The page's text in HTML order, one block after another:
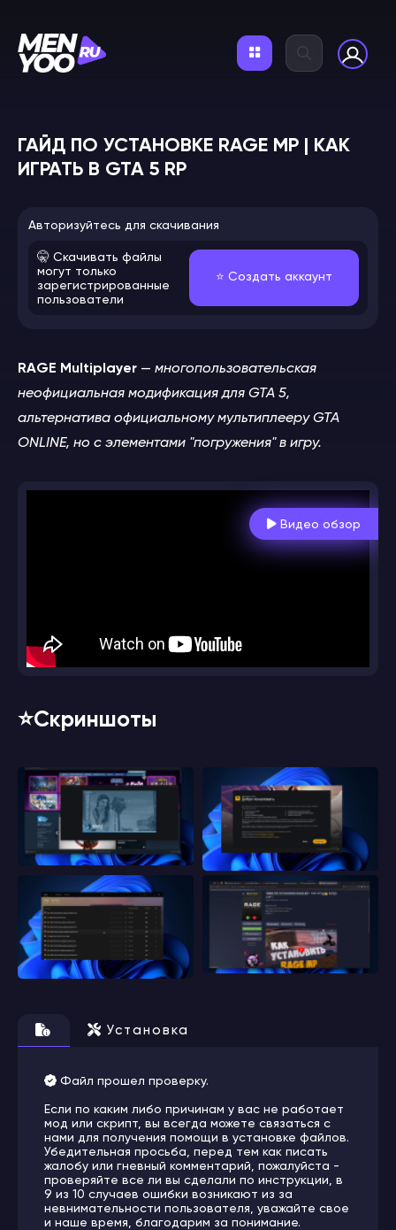
ГАЙД ПО УСТАНОВКЕ RAGE MP | КАК
ИГРАТЬ В GTA 5 RP
Авторизуйтесь для скачивания
🤫 Скачивать файлы
могут только
зарегистрированные
пользователи
⭐️ Создать аккаунт
RAGE Multiplayer — многопользовательская
неофициальная модификация для GTA 5,
альтернатива официальному мультиплееру GTA
ONLINE, но с элементами "погружения" в игру.
Видео обзор
⭐️Скриншоты
Установка
Файл прошел проверку.
Если по каким либо причинам у вас не работает
мод или скрипт, вы всегда можете связаться с
нами для получения помощи в установке файлов.
Убедительная просьба, перед тем как писать
жалобу или гневный комментарий, пожалуйста -
проверяйте все ли вы сделали по инструкции, в
9 из 10 случаев ошибки возникают из за
невнимательности пользователя, уважайте свое
и наше время, благодарим за понимание.